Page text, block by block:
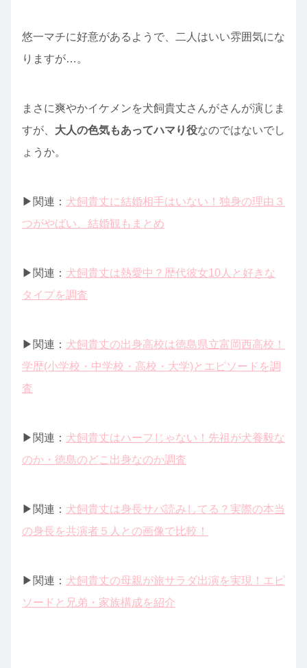
悠一マチに好意があるようで、二人はいい雰囲気にな
りますが…。
まさに爽やかイケメンを犬飼貴丈さんがさんが演じま
すが、 大人の色気もあってハマり役なのではないでし
ょうか。
▶︎関連： 犬飼貴丈に結婚相手はいない！独身の理由３
つがやばい、結婚観もまとめ
▶︎関連： 犬飼貴丈は熱愛中？歴代彼女10人と好きな
タイプを調査
▶︎関連： 犬飼貴丈の出身高校は徳島県立富岡西高校！
学歴(小学校・中学校・高校・大学)とエピソードを調
査
▶︎関連： 犬飼貴丈はハーフじゃない！先祖が犬養毅な
のか・徳島のどこ出身なのか調査
▶︎関連： 犬飼貴丈は身長サバ読みしてる？実際の本当
の身長を共演者５人との画像で比較！
▶︎関連： 犬飼貴丈の母親が旅サラダ出演を実現！エピ
ソードと兄弟・家族構成を紹介